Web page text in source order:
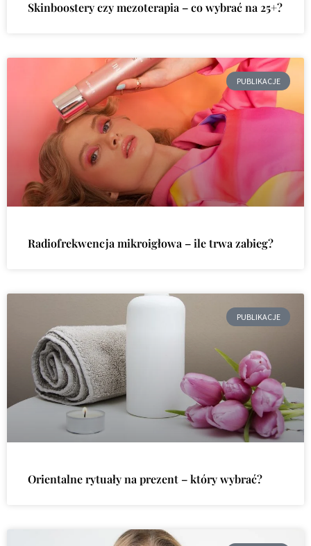
Skinboostery czy mezoterapia – co wybrać na 25+?
PUBLIKACJE
Radiofrekwencja mikroigłowa – ile trwa zabieg?
PUBLIKACJE
Orientalne rytuały na prezent – który wybrać?